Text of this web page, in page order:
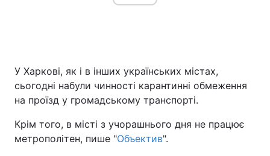
У Харкові, як і в інших українських містах,
сьогодні набули чинності карантинні обмеження
на проїзд у громадському транспорті.
Крім того, в місті з учорашнього дня не працює
метрополітен, пише "Объектив".